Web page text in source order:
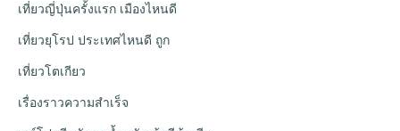
เที่ยวญี่ปุ่นครั้งแรก เมืองไหนดี
เที่ยวยุโรป ประเทศไหนดี ถูก
เที่ยวโตเกียว
เรื่องราวความสำเร็จ